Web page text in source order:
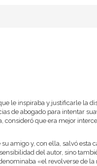
le inspiraba y justificarle la
de abogado para intentar
consideró que era mejor
amigo y, con ella, salvó esta
del autor, sino
«el revolverse de la